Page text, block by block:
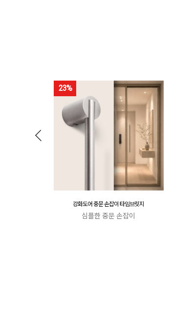
23%
강화도어 중문 손잡이 타임브릿지
심플한 중문 손잡이